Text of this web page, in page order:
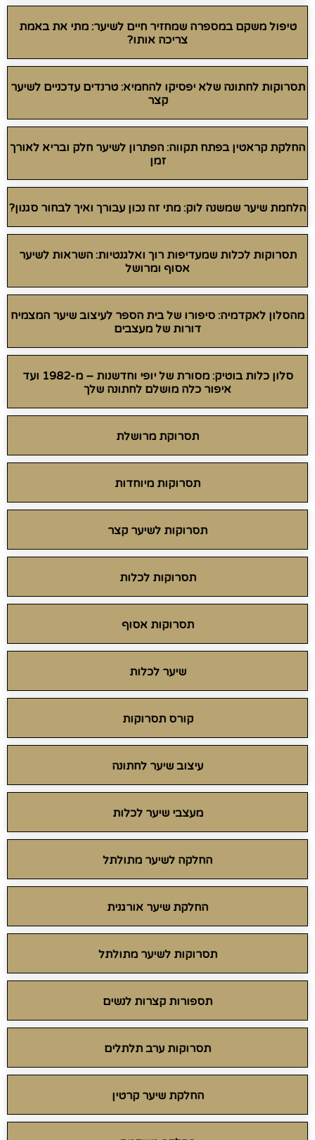
טיפול משקם במספרה שמחזיר חיים לשיער: מתי את באמת
צריכה אותו?
תסרוקות לחתונה שלא יפסיקו להחמיא: טרנדים עדכניים לשיער
קצר
החלקת קראטין בפתח תקווה: הפתרון לשיער חלק ובריא לאורך
זמן
הלחמת שיער שמשנה לוק: מתי זה נכון עבורך ואיך לבחור סגנון?
תסרוקות לכלות שמעדיפות רוך ואלגנטיות: השראות לשיער
אסוף ומרושל
מהסלון לאקדמיה: סיפורו של בית הספר לעיצוב שיער המצמיח
דורות של מעצבים
סלון כלות בוטיק: מסורת של יופי וחדשנות – מ-1982 ועד
איפור כלה מושלם לחתונה שלך
תסרוקת מרושלת
תסרוקות מיוחדות
תסרוקות לשיער קצר
תסרוקות לכלות
תסרוקות אסוף
שיער לכלות
קורס תסרוקות
עיצוב שיער לחתונה
מעצבי שיער לכלות
החלקה לשיער מתולתל
החלקת שיער אורגנית
תסרוקות לשיער מתולתל
תספורות קצרות לנשים
תסרוקות ערב תלתלים
החלקת שיער קרטין